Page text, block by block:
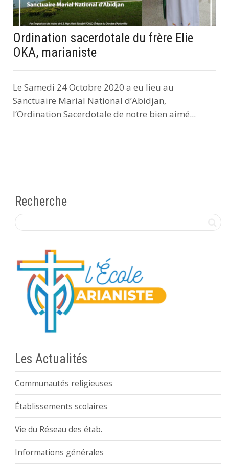
Ordination sacerdotale du frère Elie
OKA, marianiste
Le Samedi 24 Octobre 2020 a eu lieu au
Sanctuaire Marial National d’Abidjan,
l’Ordination Sacerdotale de notre bien aimé...
Recherche
Les Actualités
Communautés religieuses
Établissements scolaires
Vie du Réseau des étab.
Informations générales